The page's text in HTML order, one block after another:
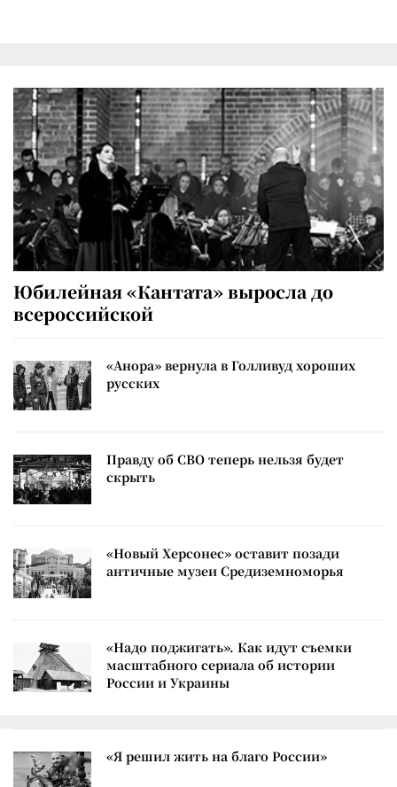
Юбилейная «Кантата» выросла до
всероссийской
«Анора» вернула в Голливуд хороших
русских
Правду об СВО теперь нельзя будет
скрыть
«Новый Херсонес» оставит позади
античные музеи Средиземноморья
«Надо поджигать». Как идут съемки
масштабного сериала об истории
России и Украины
«Я решил жить на благо России»